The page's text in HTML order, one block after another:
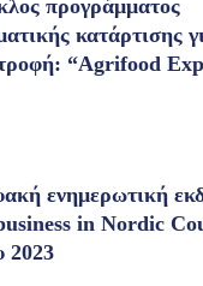
προγράμματος
κατάρτισης
“Agrifood
ενημερωτική
in Nordic
2023